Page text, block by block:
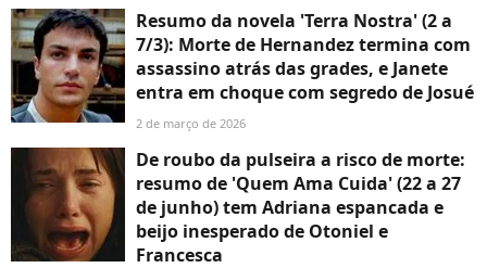
Resumo da novela 'Terra Nostra' (2 a
7/3): Morte de Hernandez termina com
assassino atrás das grades, e Janete
entra em choque com segredo de Josué
2 de março de 2026
De roubo da pulseira a risco de morte:
resumo de 'Quem Ama Cuida' (22 a 27
de junho) tem Adriana espancada e
beijo inesperado de Otoniel e
Francesca